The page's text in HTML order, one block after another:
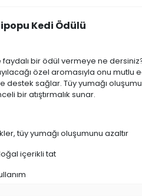
Kedi Ödülü
bir ödül vermeye ne
özel aromasıyla onu mutlu
sağlar. Tüy yumağı
bir atıştırmalık sunar.
tüy yumağı oluşumunu azaltır
içerikli tat